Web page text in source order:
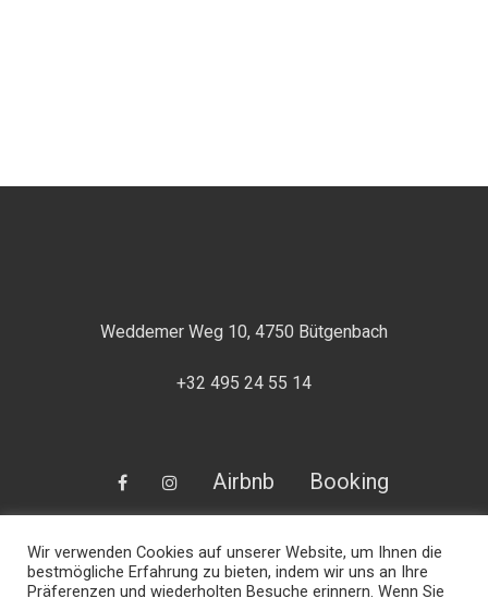
Weddemer Weg 10, 4750 Bütgenbach
+32 495 24 55 14
FacebookInstagram
Airbnb Booking
Wir verwenden Cookies auf unserer Website, um Ihnen die
bestmögliche Erfahrung zu bieten, indem wir uns an Ihre
Präferenzen und wiederholten Besuche erinnern. Wenn Sie